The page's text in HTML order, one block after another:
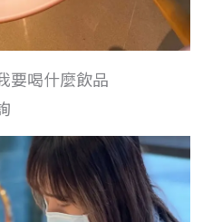
要喝什麼飲品